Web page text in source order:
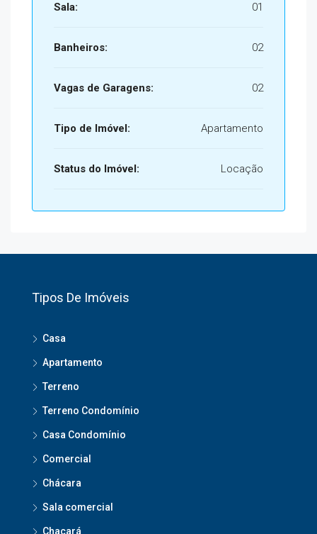
Sala: 01
Banheiros: 02
Vagas de Garagens: 02
Tipo de Imóvel: Apartamento
Status do Imóvel: Locação
Tipos De Imóveis
Casa
Apartamento
Terreno
Terreno Condomínio
Casa Condomínio
Comercial
Chácara
Sala comercial
Chacará